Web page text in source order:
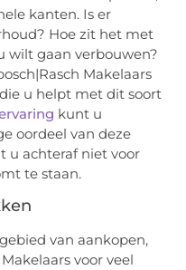
kanten. Is er
Hoe zit het met
wilt gaan verbouwen?
Makelaars
u helpt met dit soort
kunt u
oordeel van deze
u achteraf niet voor
te staan.
van aankopen,
voor veel